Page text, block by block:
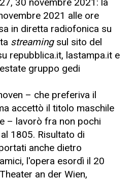
30 novembre 2021: la
2021 alle ore
in diretta radiofonica su
streamingsul sito del
repubblica.it, lastampa.it e
gruppo gedi
– che preferiva il
accettò il titolo maschile
– lavorò fra non pochi
1805. Risultato di
anche dietro
l'opera esordì il 20
an der Wien,